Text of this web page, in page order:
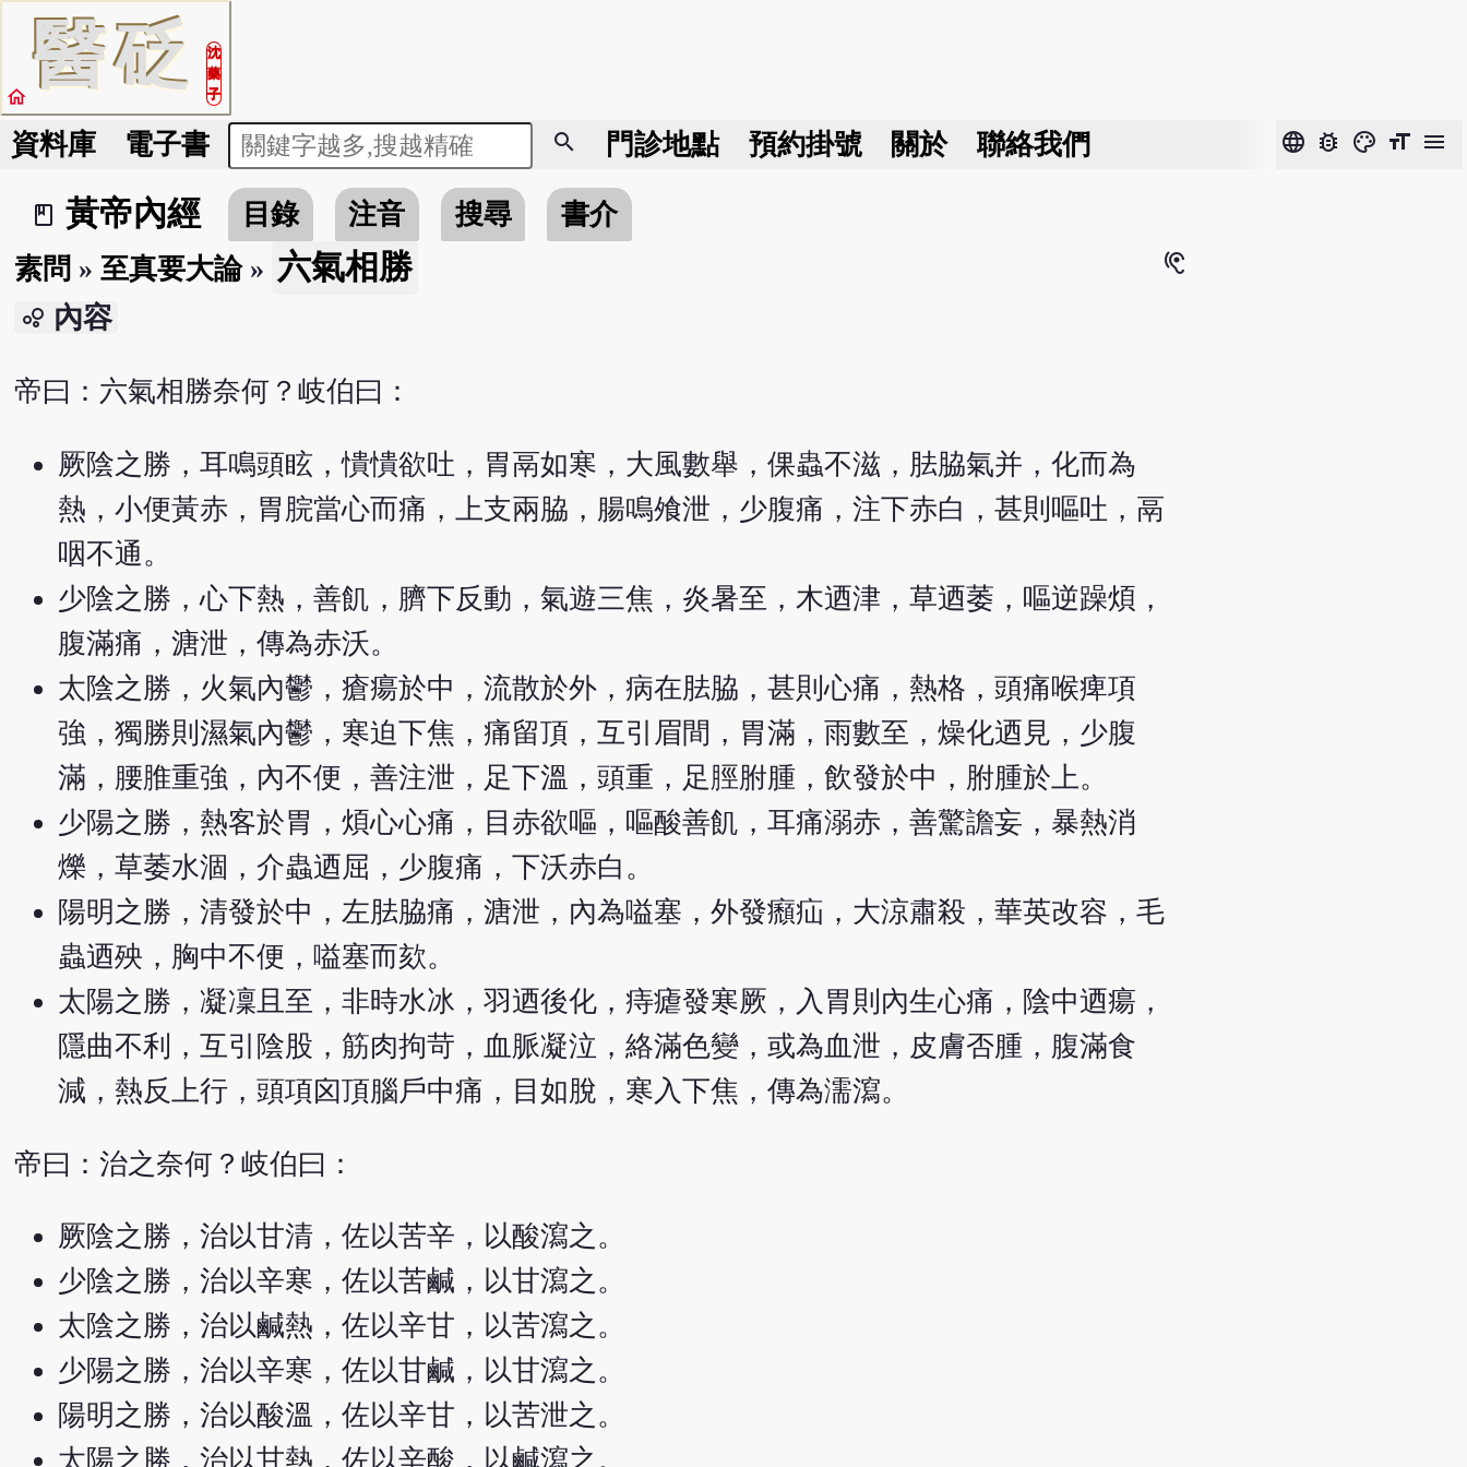
醫砭
沈
藥
子
home
資料庫 電子書 search 門診地點 預約掛號 關於 聯絡我們 language bug_report color_lens format_size menu
book_2
黃帝內經 目錄 注音 搜尋
書介
素問 » 至真要大論» 六氣相勝 hearing
bubble_chart 內容
帝曰：六氣相勝奈何？岐伯曰：
厥陰之勝，耳鳴頭眩，憒憒欲吐，胃鬲如寒，大風數舉，倮蟲不滋，胠脇氣并，化而為
熱，小便黃赤，胃脘當心而痛，上支兩脇，腸鳴飧泄，少腹痛，注下赤白，甚則嘔吐，鬲
咽不通。
少陰之勝，心下熱，善飢，臍下反動，氣遊三焦，炎暑至，木迺津，草迺萎，嘔逆躁煩，
腹滿痛，溏泄，傳為赤沃。
太陰之勝，火氣內鬱，瘡瘍於中，流散於外，病在胠脇，甚則心痛，熱格，頭痛喉痺項
強，獨勝則濕氣內鬱，寒迫下焦，痛留頂，互引眉間，胃滿，雨數至，燥化迺見，少腹
滿，腰脽重強，內不便，善注泄，足下溫，頭重，足脛胕腫，飲發於中，胕腫於上。
少陽之勝，熱客於胃，煩心心痛，目赤欲嘔，嘔酸善飢，耳痛溺赤，善驚譫妄，暴熱消
爍，草萎水涸，介蟲迺屈，少腹痛，下沃赤白。
陽明之勝，清發於中，左胠脇痛，溏泄，內為嗌塞，外發㿗疝，大涼肅殺，華英改容，毛
蟲迺殃，胸中不便，嗌塞而欬。
太陽之勝，凝凜且至，非時水冰，羽迺後化，痔瘧發寒厥，入胃則內生心痛，陰中迺瘍，
隱曲不利，互引陰股，筋肉拘苛，血脈凝泣，絡滿色變，或為血泄，皮膚否腫，腹滿食
減，熱反上行，頭項囟頂腦戶中痛，目如脫，寒入下焦，傳為濡瀉。
帝曰：治之奈何？岐伯曰：
厥陰之勝，治以甘清，佐以苦辛，以酸瀉之。
少陰之勝，治以辛寒，佐以苦鹹，以甘瀉之。
太陰之勝，治以鹹熱，佐以辛甘，以苦瀉之。
少陽之勝，治以辛寒，佐以甘鹹，以甘瀉之。
陽明之勝，治以酸溫，佐以辛甘，以苦泄之。
太陽之勝，治以甘熱，佐以辛酸，以鹹瀉之。